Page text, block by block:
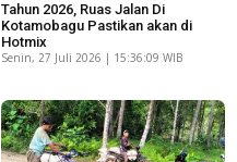
Tahun 2026, Ruas Jalan Di
Kotamobagu Pastikan akan di
Hotmix
Senin, 27 Juli 2026 | 15:36:09 WIB